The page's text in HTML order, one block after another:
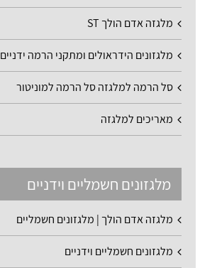
מלגזה אדם הולך ST
מלגזונים הידראולים ומתקני הרמה ידניים
סל הרמה למלגזה סל הרמה למוניטור
מאריכים למלגזה
מלגזונים חשמליים וידניים
מלגזה אדם הולך | מלגזונים חשמליים
מלגזונים חשמליים וידניים